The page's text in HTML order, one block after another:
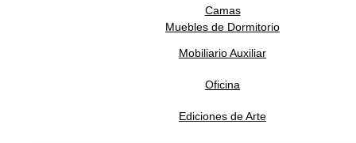
Camas
Muebles de Dormitorio
Mobiliario Auxiliar
Oficina
Ediciones de Arte
T2